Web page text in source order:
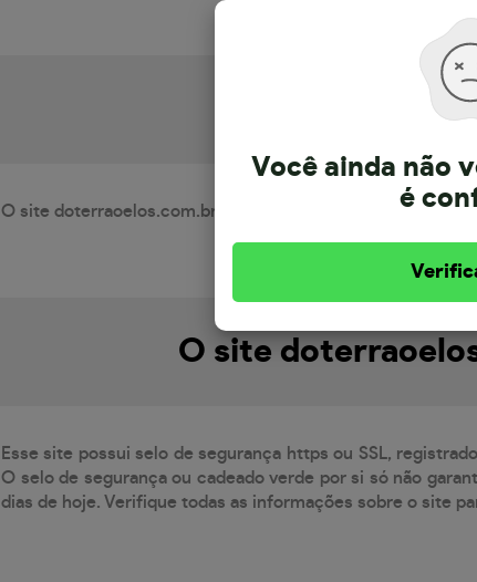
Sobre a
O site doterraoelos.com.br está registrado há 9 meses.
O site
Esse site possui selo de segurança https ou SSL,
O selo de segurança ou cadeado verde por si só não
dias de hoje. Verifique todas as informações sobre o site
Você ainda não
é